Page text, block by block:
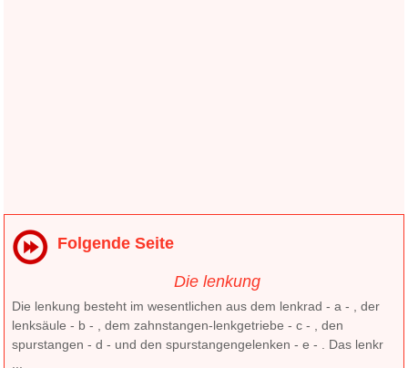
Folgende Seite
Die lenkung
Die lenkung besteht im wesentlichen aus dem lenkrad - a - , der
lenksäule - b - , dem zahnstangen-lenkgetriebe - c - , den
spurstangen - d - und den spurstangengelenken - e - . Das lenkr